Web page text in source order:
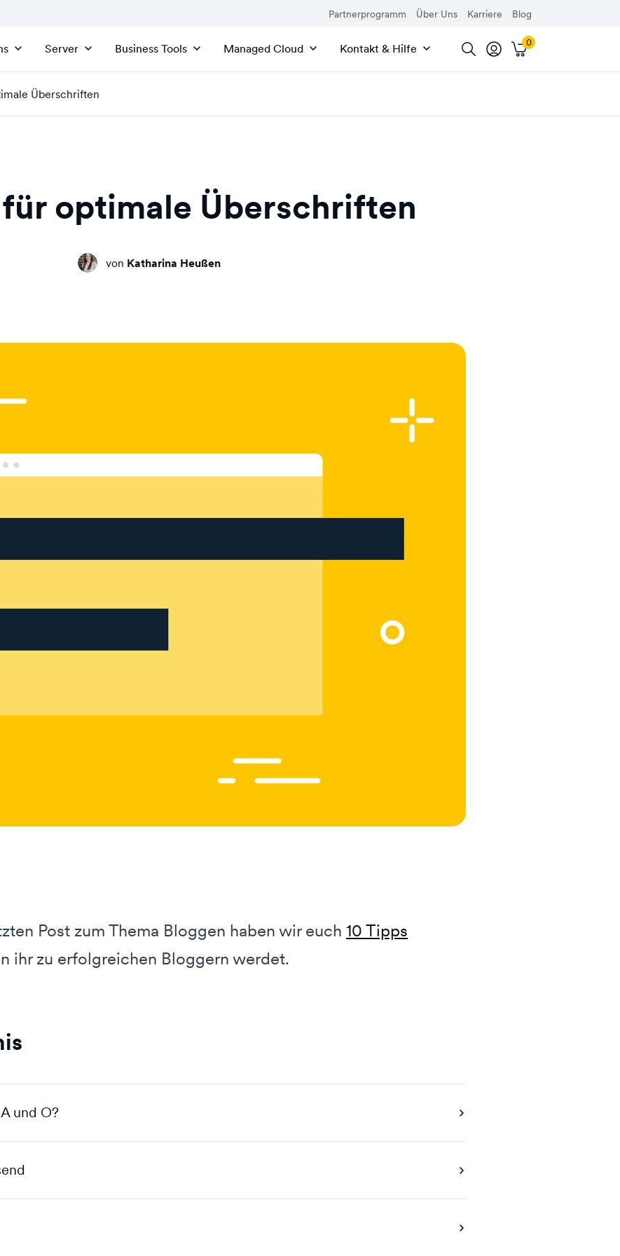
Partnerprogramm Über Uns Karriere Blog
Server Business Tools Managed Cloud Kontakt & Hilfe
Überschriften
optimale Überschriften
von Katharina Heußen
Post zum Thema Bloggen haben wir euch 10 Tipps
ihr zu erfolgreichen Bloggern werdet.
und O?